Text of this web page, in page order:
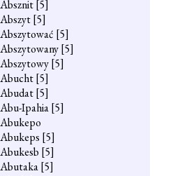
Absznit[5]
Abszyt[5]
Abszytować [5]
Abszytowany[5]
Abszytowy[5]
Abucht[5]
Abudat[5]
Abu-Ipahia[5]
Abukepo
Abukeps [5]
Abukesb [5]
Abutaka[5]